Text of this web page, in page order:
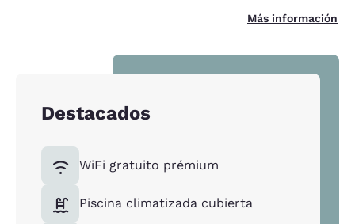
Más información
Destacados
WiFi gratuito prémium
Piscina climatizada cubierta